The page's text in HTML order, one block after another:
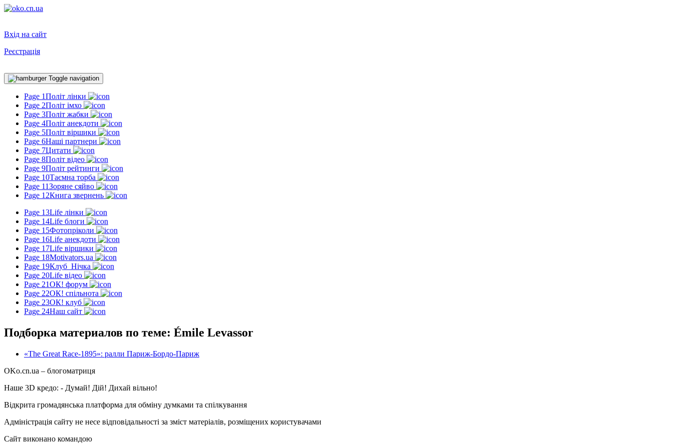
Вхід на сайт
Реєстрація
Toggle navigation
Page 1Політ лінки
Page 2Політ імхо
Page 3Політ жабки
Page 4Політ анекдоти
Page 5Політ віршики
Page 6Наші партнери
Page 7Цитати
Page 8Політ відео
Page 9Політ рейтинги
Page 10Таємна торба
Page 11Зоряне сяйво
Page 12Книга звернень
Page 13Life лінки
Page 14Life блоги
Page 15Фотопріколи
Page 16Life анекдоти
Page 17Life віршики
Page 18Motivators.ua
Page 19Клуб_Нічка
Page 20Life відео
Page 21ОК! форум
Page 22ОК! спільнота
Page 23ОК! клуб
Page 24Наш сайт
Подборка материалов по теме: Émile Levassor
«The Great Race-1895»: ралли Париж-Бордо-Париж
OKo.cn.ua – блогоматриця
Наше 3D кредо: - Думай! Дій! Дихай вільно!
Відкрита громадянська платформа для обміну думками та спілкування
Адміністрація сайту не несе відповідальності за зміст матеріалів, розміщених користувачами
Сайт виконано командою